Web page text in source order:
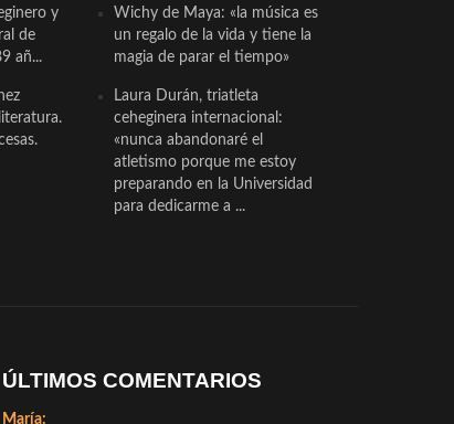
y
de
añ...
Wichy de Maya: «la música es
un regalo de la vida y tiene la
magia de parar el tiempo»
Laura Durán, triatleta
ceheginera internacional:
«nunca abandonaré el
atletismo porque me estoy
preparando en la Universidad
para dedicarme a ...
ÚLTIMOS COMENTARIOS
María: